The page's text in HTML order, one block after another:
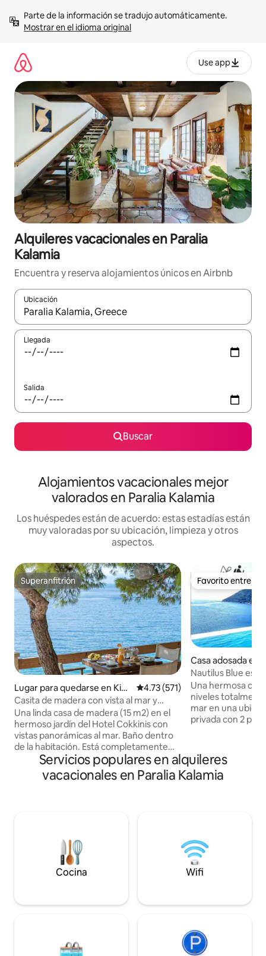
contenidoMostrar en el idioma original
Use app
Alquileres vacacionales en Paralia
Kalamia
Encuentra y reserva alojamientos únicos en Airbnb
Ubicación
Cuando los resultados estén disponibles, navega con las
Llegada
Salida
Buscar
Alojamientos vacacionales mejor
valorados en Paralia Kalamia
Los huéspedes están de acuerdo: estas estadías están
muy valoradas por su ubicación, limpieza y otros
aspectos.
Superanfitrión
Superanfitrión
Lugar para quedarse en Kine
ta
Calificación promedio: 4.73 de
4.73 (571)
Casita de madera con vista al mar y
desayuno
Una linda casa de madera (15 m2) en el
hermoso jardín del Hotel Cokkinis con
vistas panorámicas al mar. Baño dentro
de la habitación. Está completamente
renovado (restaurado con el tamaño
más grande) en Jenuary de 2023 (así que
consulta las nuevas evaluaciones). La
el jardín. ¡El lugar es perfecto para
personas que buscan la belleza de la
naturaleza griega y la relajación!
Favorito entre
Favorito entre
Casa adosada en
Nautilus Blue es
frente al mar en
Una hermosa
niveles
mar en una
privada con 2
ubicación es
amigos disfruten
alta calidad y de
Servicios populares en alquileres
vacacionales en Paralia Kalamia
Cocina Wifi